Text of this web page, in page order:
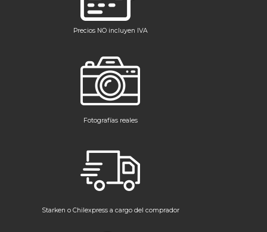
Precios NO incluyen IVA
Fotografías reales
Starken o Chilexpress a cargo del comprador